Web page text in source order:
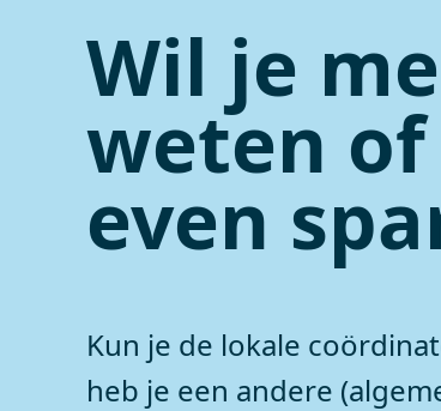
Wil je
weten
even
Kun je de lokale
heb je een andere